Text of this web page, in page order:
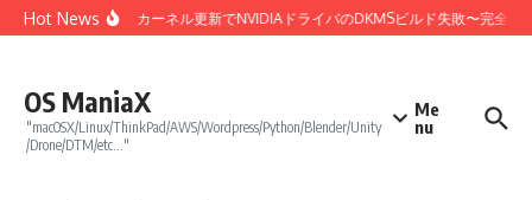
コンテンツへスキップ
Hot NewsLinux 7.0カーネル更新でNVIDIAドライバのDKMSビルド失敗〜完全復
OS ManiaX
"macOSX/Linux/ThinkPad/AWS/Wordpress/Python/Blender/Unity
/Drone/DTM/etc…"
Me
nu